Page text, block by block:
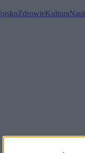
ZdrowieKultura